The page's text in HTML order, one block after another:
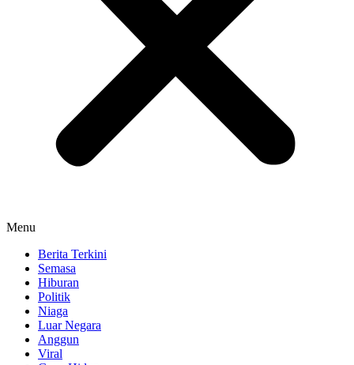
Menu
Berita Terkini
Semasa
Hiburan
Politik
Niaga
Luar Negara
Anggun
Viral